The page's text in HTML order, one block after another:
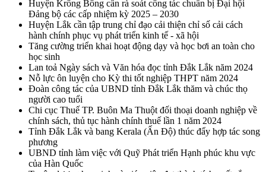
Huyện Krông Bông cần rà soát công tác chuẩn bị Đại hội
Đảng bộ các cấp nhiệm kỳ 2025 – 2030
Huyện Lắk cần tập trung chỉ đạo cải thiện chỉ số cải cách
hành chính phục vụ phát triển kinh tế - xã hội
Tăng cường triển khai hoạt động dạy và học bơi an toàn cho
học sinh
Lan toả Ngày sách và Văn hóa đọc tỉnh Đắk Lắk năm 2024
Nỗ lực ôn luyện cho Kỳ thi tốt nghiệp THPT năm 2024
Đoàn công tác của UBND tỉnh Đắk Lắk thăm và chúc thọ
người cao tuổi
Chi cục Thuế TP. Buôn Ma Thuột đối thoại doanh nghiệp về
chính sách, thủ tục hành chính thuế lần 1 năm 2024
Tỉnh Đắk Lắk và bang Kerala (Ấn Độ) thúc đẩy hợp tác song
phương
UBND tỉnh làm việc với Quỹ Phát triển Hạnh phúc khu vực
của Hàn Quốc